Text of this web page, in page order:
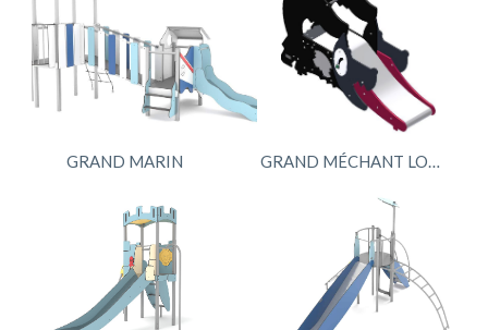
GRAND MARIN GRAND MÉCHANT LOUP